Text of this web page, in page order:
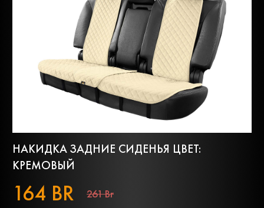
НАКИДКА ЗАДНИЕ СИДЕНЬЯ ЦВЕТ:
КРЕМОВЫЙ
164 BR 261 Br